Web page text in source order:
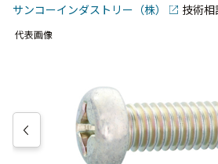
サンコーインダストリー（株） 技術相
代表画像